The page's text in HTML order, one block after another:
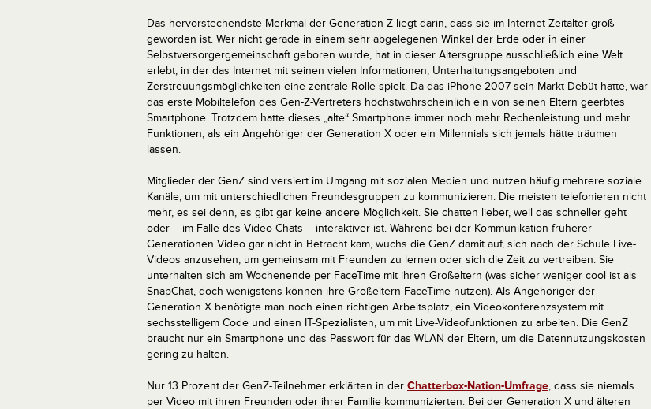
Das hervorstechendste Merkmal der Generation Z liegt darin, dass sie im Internet-Zeitalter groß
geworden ist. Wer nicht gerade in einem sehr abgelegenen Winkel der Erde oder in einer
Selbstversorgergemeinschaft geboren wurde, hat in dieser Altersgruppe ausschließlich eine Welt
erlebt, in der das Internet mit seinen vielen Informationen, Unterhaltungsangeboten und
Zerstreuungsmöglichkeiten eine zentrale Rolle spielt. Da das iPhone 2007 sein Markt-Debüt hatte, war
das erste Mobiltelefon des Gen-Z-Vertreters höchstwahrscheinlich ein von seinen Eltern geerbtes
Smartphone. Trotzdem hatte dieses „alte“ Smartphone immer noch mehr Rechenleistung und mehr
Funktionen, als ein Angehöriger der Generation X oder ein Millennials sich jemals hätte träumen
lassen.
Mitglieder der GenZ sind versiert im Umgang mit sozialen Medien und nutzen häufig mehrere soziale
Kanäle, um mit unterschiedlichen Freundesgruppen zu kommunizieren. Die meisten telefonieren nicht
mehr, es sei denn, es gibt gar keine andere Möglichkeit. Sie chatten lieber, weil das schneller geht
oder – im Falle des Video-Chats – interaktiver ist. Während bei der Kommunikation früherer
Generationen Video gar nicht in Betracht kam, wuchs die GenZ damit auf, sich nach der Schule Live-
Videos anzusehen, um gemeinsam mit Freunden zu lernen oder sich die Zeit zu vertreiben. Sie
unterhalten sich am Wochenende per FaceTime mit ihren Großeltern (was sicher weniger cool ist als
SnapChat, doch wenigstens können ihre Großeltern FaceTime nutzen). Als Angehöriger der
Generation X benötigte man noch einen richtigen Arbeitsplatz, ein Videokonferenzsystem mit
sechsstelligem Code und einen IT-Spezialisten, um mit Live-Videofunktionen zu arbeiten. Die GenZ
braucht nur ein Smartphone und das Passwort für das WLAN der Eltern, um die Datennutzungskosten
gering zu halten.
Nur 13 Prozent der GenZ-Teilnehmer erklärten in der Chatterbox-Nation-Umfrage, dass sie niemals
per Video mit ihren Freunden oder ihrer Familie kommunizierten. Bei der Generation X und älteren